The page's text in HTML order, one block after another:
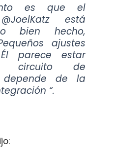
es que el
está
bien hecho,
ajustes
parece estar
circuito de
depende de la
“.